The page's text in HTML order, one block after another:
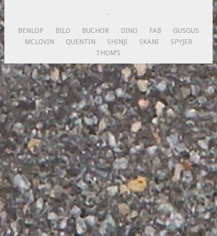
.
BENLOP BILO BUCHOR DINO FAB
GUSGUS
MCLOVIN
QUENTIN SHINJI SKANI
SPYJER
THOM’S